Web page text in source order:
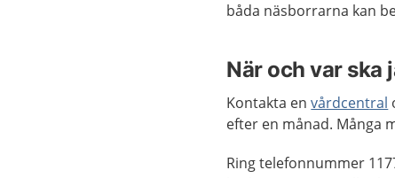
båda näsborrarna kan
När och var ska
Kontakta envårdcentral
efter en månad. Många
Ring telefonnummer